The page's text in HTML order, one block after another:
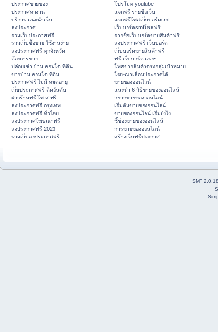
ประกาศขายของ
ประกาศหางาน
บริการ แนะนำเว็บ
ลงประกาศ
รวมเว็บประกาศฟรี
รวมเว็บซื้อขาย ใช้งานง่าย
ลงประกาศฟรี ทุกจังหวัด
ต้องการขาย
ปล่อยเช่า บ้าน คอนโด ที่ดิน
ขายบ้าน คอนโด ที่ดิน
ประกาศฟรี ไม่มี หมดอายุ
เว็บประกาศฟรี ติดอันดับ
ฝากร้านฟรี โพ ส ฟรี
ลงประกาศฟรี กรุงเทพ
ลงประกาศฟรี ทั่วไทย
ลงประกาศโฆษณาฟรี
ลงประกาศฟรี 2023
รวมเว็บลงประกาศฟรี
โปรโมท youtube
แจกฟรี รายชื่อเว็บ
แจกฟรีโพสเว็บบอร์ดsmf
เว็บบอร์ดsmfโพสฟรี
รายชื่อเว็บบอร์ดขายสินค้าฟรี
ลงประกาศฟรี เว็บบอร์ด
เว็บบอร์ดขายสินค้าฟรี
ฟรี เว็บบอร์ด แรงๆ
โพสขายสินค้าตรงกลุ่มเป้าหมาย
โฆษณาเลื่อนประกาศได้
ขายของออนไลน์
แนะนำ 6 วิธีขายของออนไลน์
อยากขายของออนไลน์
เริ่มต้นขายของออนไลน์
ขายของออนไลน์ เริ่มยังไง
ชี้ช่องขายของออนไลน์
การขายของออนไลน์
สร้างเว็บฟรีประกาศ
SMF 2.0.18